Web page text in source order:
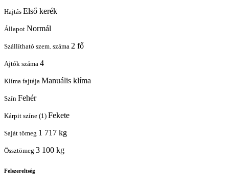
Hajtás Első kerék
Állapot Normál
Szállítható szem. száma 2 fő
Ajtók száma 4
Klíma fajtája Manuális klíma
Szín Fehér
Kárpit színe (1) Fekete
Saját tömeg 1 717 kg
Össztömeg 3 100 kg
Felszereltség